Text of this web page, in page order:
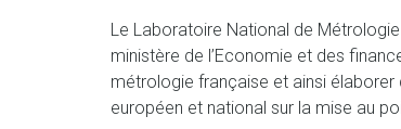
Le Laboratoire National de
ministère de l’Economie et des
métrologie française et ainsi
européen et national sur la mise au